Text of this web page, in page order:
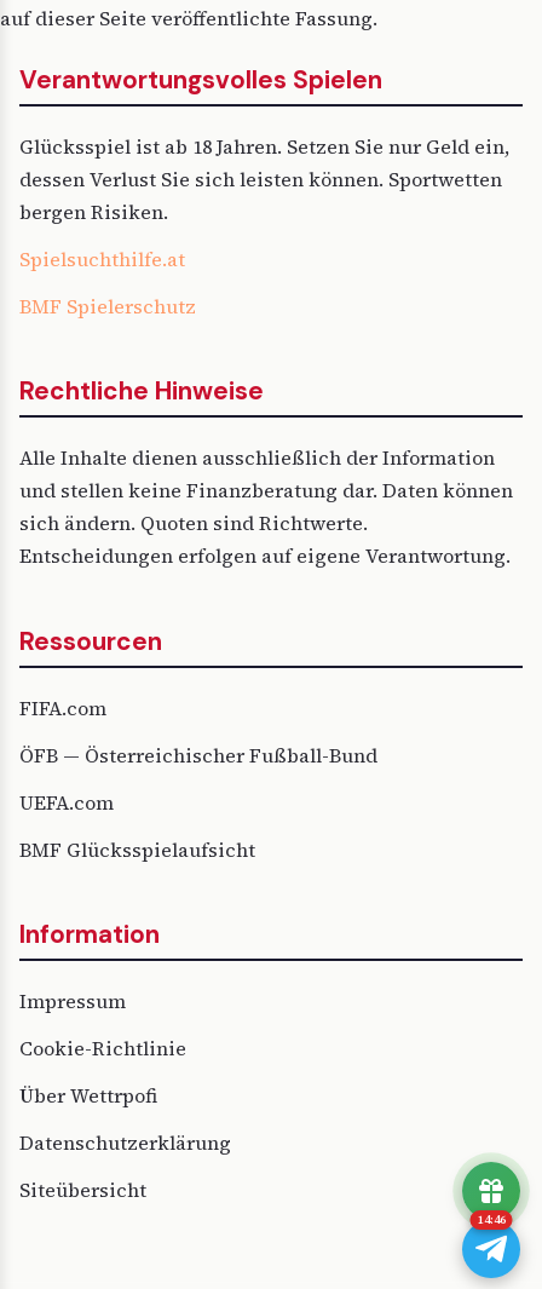
auf dieser Seite veröffentlichte Fassung.
Verantwortungsvolles Spielen
Glücksspiel ist ab 18 Jahren. Setzen Sie nur Geld ein,
dessen Verlust Sie sich leisten können. Sportwetten
bergen Risiken.
Spielsuchthilfe.at
BMF Spielerschutz
Rechtliche Hinweise
Alle Inhalte dienen ausschließlich der Information
und stellen keine Finanzberatung dar. Daten können
sich ändern. Quoten sind Richtwerte.
Entscheidungen erfolgen auf eigene Verantwortung.
Ressourcen
FIFA.com
ÖFB — Österreichischer Fußball-Bund
UEFA.com
BMF Glücksspielaufsicht
Information
Impressum
Cookie-Richtlinie
Über Wettrpofi
Datenschutzerklärung
Siteübersicht
14:46